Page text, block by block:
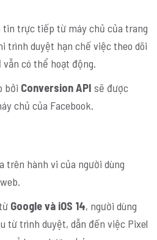
tin trực tiếp từ máy chủ của trang
trình duyệt hạn chế việc theo dõi
vẫn có thể hoạt động.
bởi Conversion API sẽ được
chủ của Facebook.
trên hành vi của người dùng
Google và iOS 14, người dùng
từ trình duyệt, dẫn đến việc Pixel